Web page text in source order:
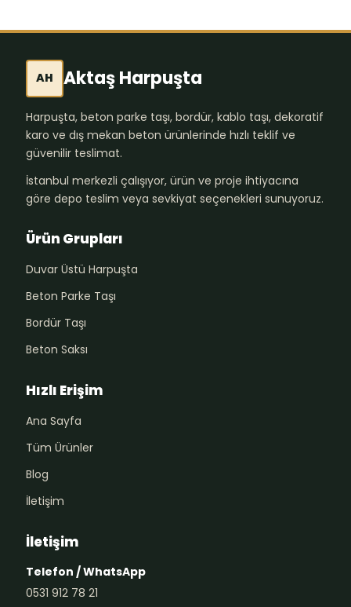
AH Aktaş Harpuşta
Harpuşta, beton parke taşı, bordür, kablo taşı, dekoratif
karo ve dış mekan beton ürünlerinde hızlı teklif ve
güvenilir teslimat.
İstanbul merkezli çalışıyor, ürün ve proje ihtiyacına
göre depo teslim veya sevkiyat seçenekleri sunuyoruz.
Ürün Grupları
Duvar Üstü Harpuşta
Beton Parke Taşı
Bordür Taşı
Beton Saksı
Hızlı Erişim
Ana Sayfa
Tüm Ürünler
Blog
İletişim
İletişim
Telefon / WhatsApp
0531 912 78 21